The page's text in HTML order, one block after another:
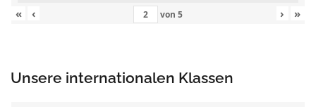
«
‹ von 5 › »
Unsere internationalen Klassen